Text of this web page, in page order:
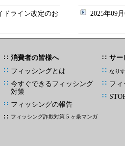
ドライン改定のお
2025年09
消費者の皆様へ
フィッシングとは
今すぐできるフィッシング
対策
フィッシングの報告
フィッシング詐欺対策 5 ヶ条マンガ
サー
なり
フィ